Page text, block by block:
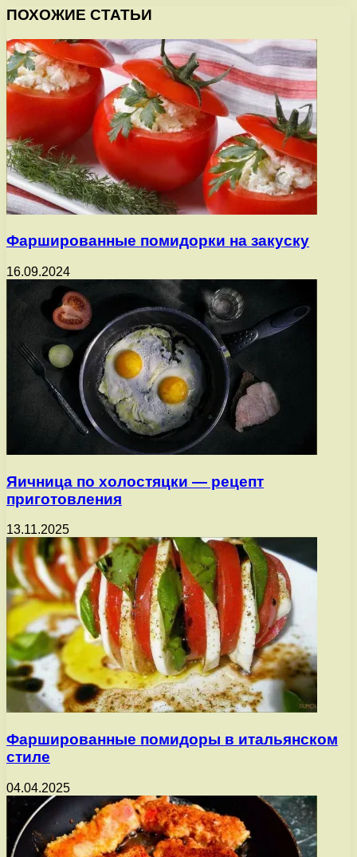
ПОХОЖИЕ СТАТЬИ
Фаршированные помидорки на закуску
16.09.2024
Яичница по холостяцки — рецепт
приготовления
13.11.2025
Фаршированные помидоры в итальянском
стиле
04.04.2025